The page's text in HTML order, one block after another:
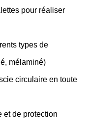
pour réaliser
types de
mélaminé)
circulaire en toute
et de protection